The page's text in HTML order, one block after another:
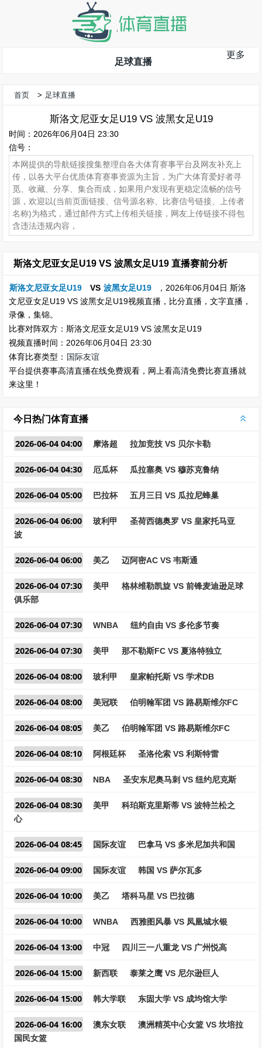
足球直播
更多
首页 > 足球直播
斯洛文尼亚女足U19 VS 波黑女足U19
时间：2026年06月04日 23:30
信号：
本网提供的导航链接搜集整理自各大体育赛事平台及网友补充上
传，以各大平台优质体育赛事资源为主旨，为广大体育爱好者寻
觅、收藏、分享、集合而成，如果用户发现有更稳定流畅的信号
源，欢迎以(当前页面链接、信号源名称、比赛信号链接、上传者
名称)为格式，通过邮件方式上传相关链接，网友上传链接不得包
含违法违规内容，
斯洛文尼亚女足U19 VS 波黑女足U19 直播赛前分析
斯洛文尼亚女足U19 VS 波黑女足U19
，2026年06月04日 斯洛
文尼亚女足U19 VS 波黑女足U19视频直播，比分直播，文字直播，
录像，集锦。
比赛对阵双方：斯洛文尼亚女足U19 VS 波黑女足U19
视频直播时间：2026年06月04日 23:30
体育比赛类型： 国际友谊
平台提供赛事高清直播在线免费观看，网上看高清免费比赛直播就
来这里！
今日热门体育直播
2026-06-04 04:00 摩洛超 拉加竞技 VS 贝尔卡勒
2026-06-04 04:30 厄瓜杯 瓜拉塞奥 VS 穆苏克鲁纳
2026-06-04 05:00 巴拉杯 五月三日 VS 瓜拉尼蜂巢
2026-06-04 06:00 玻利甲
圣荷西德奥罗 VS 皇家托马亚
波
2026-06-04 06:00 美乙 迈阿密AC VS 韦斯通
2026-06-04 07:30 美甲
格林维勒凯旋 VS 前锋麦迪逊足球
俱乐部
2026-06-04 07:30 WNBA 纽约自由 VS 多伦多节奏
2026-06-04 07:30 美甲 那不勒斯FC VS 夏洛特独立
2026-06-04 08:00 玻利甲 皇家帕托斯 VS 学术DB
2026-06-04 08:00 美冠联 伯明翰军团 VS 路易斯维尔FC
2026-06-04 08:05 美乙 伯明翰军团 VS 路易斯维尔FC
2026-06-04 08:10 阿根廷杯 圣洛伦索 VS 利斯特雷
2026-06-04 08:30 NBA 圣安东尼奥马刺 VS 纽约尼克斯
2026-06-04 08:30 美甲
科珀斯克里斯蒂 VS 波特兰松之
心
2026-06-04 08:45 国际友谊 巴拿马 VS 多米尼加共和国
2026-06-04 09:00 国际友谊 韩国 VS 萨尔瓦多
2026-06-04 10:00 美乙 塔科马星 VS 巴拉德
2026-06-04 10:00 WNBA 西雅图风暴 VS 凤凰城水银
2026-06-04 13:00 中冠 四川三一八重龙 VS 广州悦高
2026-06-04 15:00 新西联 泰莱之鹰 VS 尼尔逊巨人
2026-06-04 15:00 韩大学联 东固大学 VS 成均馆大学
2026-06-04 16:00 澳东女联
澳洲精英中心女篮 VS 坎培拉
国民女篮